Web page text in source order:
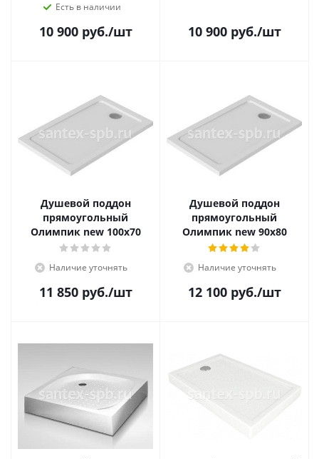
Есть в наличии
10 900руб./шт 10 900руб./шт
Душевой поддон
прямоугольный
Олимпик new 100х70
Наличие уточнять
11 850руб./шт
Душевой поддон
прямоугольный
Олимпик new 90х80
Наличие уточнять
12 100руб./шт